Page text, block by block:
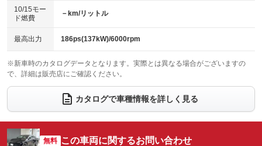
ベンチシート
：装備なし
チップアップシート
：装備なし
：装備なし ：装備あり
ウォークスルー
：装備なし
電動リアゲート フロントカメラ
：装備あり
：装備あり ：装備あり
サイドカメラ
：装備あり ルーフレール
：装備なし
10/15モー
ド燃費
－km/リットル
最高出力 186ps(137kW)/6000rpm
※新車時のカタログデータとなります。実際とは異なる場合がございますの
で、詳細は販売店にご確認ください。
カタログで車種情報を詳しく見る
無料 この車両に関するお問い合わせ